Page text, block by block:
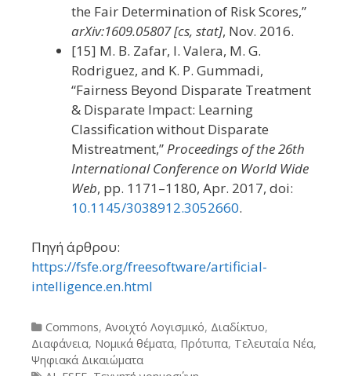
the Fair Determination of Risk Scores,”
arXiv:1609.05807 [cs, stat], Nov. 2016.
[15] M. B. Zafar, I. Valera, M. G.
Rodriguez, and K. P. Gummadi,
“Fairness Beyond Disparate Treatment
& Disparate Impact: Learning
Classification without Disparate
Mistreatment,”Proceedings of the 26th
International Conference on World Wide
Web, pp. 1171–1180, Apr. 2017, doi:
10.1145/3038912.3052660.
Πηγή άρθρου:
https://fsfe.org/freesoftware/artificial-
intelligence.en.html
Categories
Commons, Ανοιχτό Λογισμικό, Διαδίκτυο,
Διαφάνεια, Νομικά θέματα, Πρότυπα, Τελευταία Νέα,
Ψηφιακά Δικαιώματα